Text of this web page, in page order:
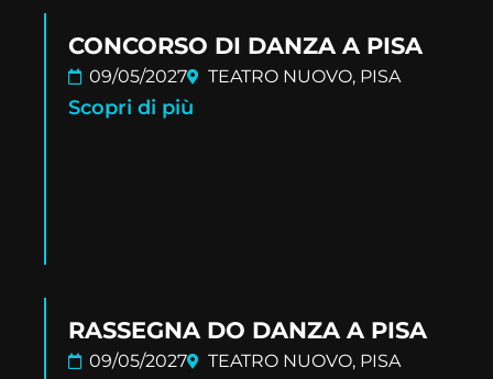
CONCORSO DI DANZA A PISA
09/05/2027 TEATRO NUOVO, PISA
Scopri di più
RASSEGNA DO DANZA A PISA
09/05/2027 TEATRO NUOVO, PISA